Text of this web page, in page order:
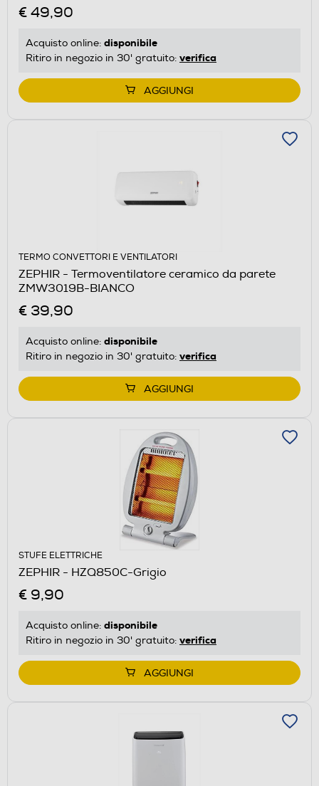
€ 49,90
Acquisto online: disponibile
Ritiro in negozio in 30' gratuito: verifica
AGGIUNGI
TERMO CONVETTORI E VENTILATORI
ZEPHIR - Termoventilatore ceramico da parete
ZMW3019B-BIANCO
€ 39,90
Acquisto online: disponibile
Ritiro in negozio in 30' gratuito: verifica
AGGIUNGI
STUFE ELETTRICHE
ZEPHIR - HZQ850C-Grigio
€ 9,90
Acquisto online: disponibile
Ritiro in negozio in 30' gratuito: verifica
AGGIUNGI